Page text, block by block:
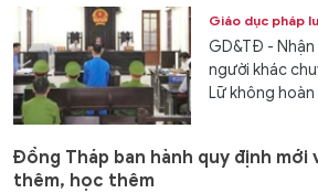
Giáo dục pháp
GD&TĐ -
người khác
Lữ không
Đồng Tháp ban hành quy định mới
thêm, học thêm